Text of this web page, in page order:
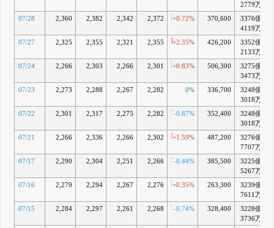
2779万
07/28 2,360 2,382 2,342 2,372 +0.72% 370,600
3376億
4119万
07/27 2,325 2,355 2,321 2,355 +2.35% 426,200
3352億
2133万
07/24 2,266 2,303 2,266 2,301 +0.83% 506,300
3275億
3473万
07/23 2,273 2,288 2,267 2,282 0% 336,700
3248億
3018万
07/22 2,301 2,317 2,275 2,282 -0.87% 352,400
3248億
3018万
07/21 2,266 2,336 2,266 2,302 +1.59% 487,200
3276億
7707万
07/17 2,290 2,304 2,251 2,266 -0.44% 385,500
3225億
5267万
07/16 2,279 2,294 2,267 2,276 +0.35% 263,300
3239億
7611万
07/15 2,284 2,297 2,261 2,268 -0.74% 328,400
3228億
3736万